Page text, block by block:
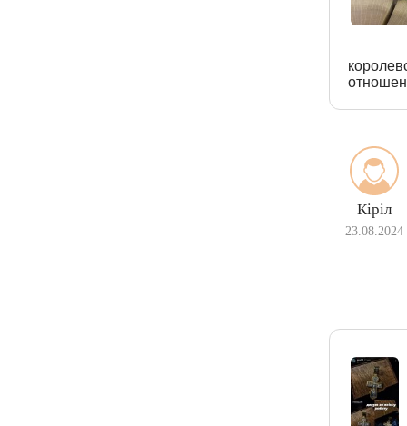
Кіріл
23.08.2024